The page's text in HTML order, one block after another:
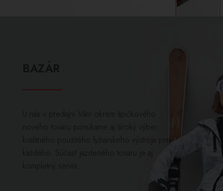
U nás v predajni Vám okrem špičkového
nového tovaru ponúkame aj široký výber
kvalitného použitého lyžiarskeho výstroja pre
každého. Súčasť jazdeného tovaru je aj
kompletný servis.